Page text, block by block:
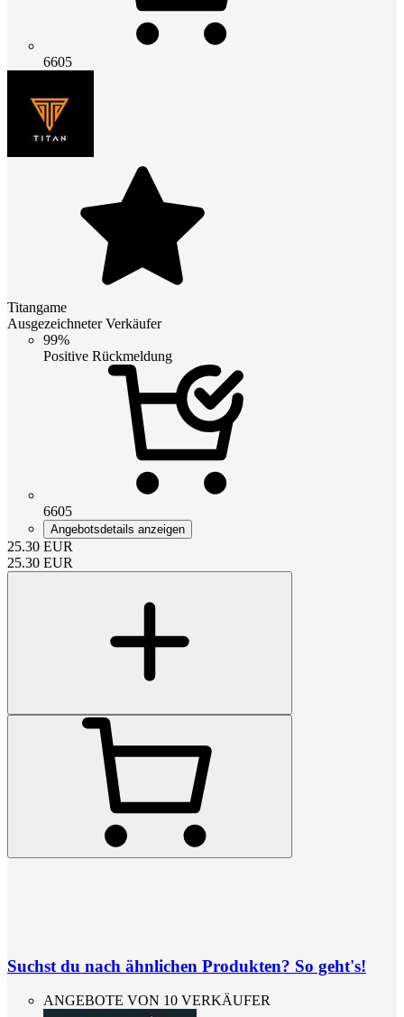
6605
Titangame
Ausgezeichneter Verkäufer
99%
Positive Rückmeldung
6605
Angebotsdetails anzeigen
25.30 EUR
25.30 EUR
Suchst du nach ähnlichen Produkten? So geht's!
ANGEBOTE VON 10 VERKÄUFER